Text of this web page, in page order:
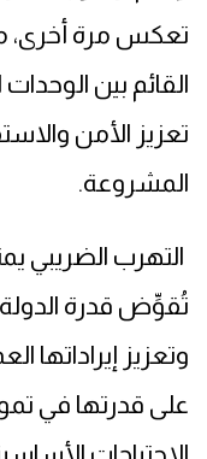
تعكس مرة أخرى،
القائم بين
تعزيز الأمن
المشروعة.
التهرب الضريبي
تُقوِّض قدرة الدولة
وتعزيز إيراداتها
على قدرتها في